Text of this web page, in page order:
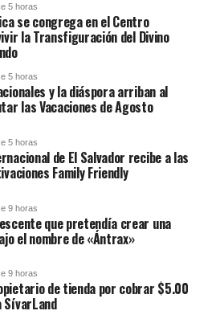
5 horas
se congrega en el Centro
la Transfiguración del Divino
5 horas
y la diáspora arriban al
las Vacaciones de Agosto
5 horas
de El Salvador recibe a las
Family Friendly
9 horas
que pretendía crear una
el nombre de «Ántrax»
9 horas
de tienda por cobrar $5.00
SívarLand